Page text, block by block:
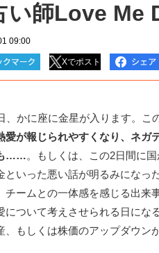
い師Love Me
09:00
Xでポスト
かに座に金星が入ります。こ
愛が報じられやすくなり、ネガ
……。もしくは、この2日間に
といった悪い話が明るみになっ
チームとの一体感を感じる出来
について考えさせられる日にな
、もしくは株価のアップダウン